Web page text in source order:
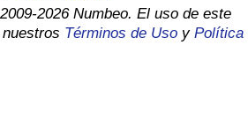
2026 Numbeo. El uso de este
Términos de Uso y Política
de Criminalidad